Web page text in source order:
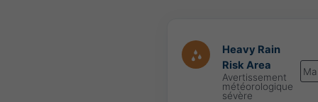
Heavy Rain
Risk Area
Avertissement
météorologique
sévère